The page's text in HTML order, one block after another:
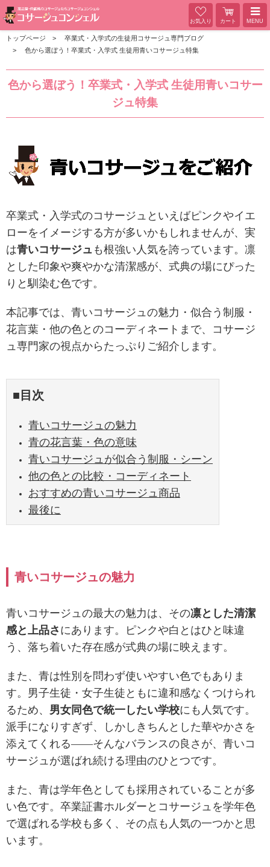
お気入り カート MENU
トップページ
卒業式・入学式の生徒用コサージュ専門ブログ
色から選ぼう！卒業式・入学式 生徒用青いコサージュ特集
色から選ぼう！卒業式・入学式 生徒用青いコサー
ジュ特集
卒業式・入学式のコサージュといえばピンクやイエ
ローをイメージする方が多いかもしれませんが、実
は青いコサージュ も根強い人気を誇っています。凛
とした印象や爽やかな清潔感が、式典の場にぴった
りと馴染む色です。
本記事では、青いコサージュの魅力・似合う制服・
花言葉・他の色とのコーディネートまで、コサージ
ュ専門家の視点からたっぷりご紹介します。
■目次
青いコサージュの魅力
青の花言葉・色の意味
青いコサージュが似合う制服・シーン
他の色との比較・コーディネート
おすすめの青いコサージュ商品
最後に
青いコサージュの魅力
青いコサージュの最大の魅力は、その凛とした清潔
感と上品さ にあります。ピンクや白とはひと味違
う、落ち着いた存在感が式典の場に映えます。
また、青は性別を問わず使いやすい色でもありま
す。男子生徒・女子生徒ともに違和感なくつけられ
るため、 男女同色で統一したい学校にも人気です。
派手になりすぎず、しかしきちんとした華やかさを
添えてくれる——そんなバランスの良さが、青いコ
サージュが選ばれ続ける理由のひとつです。
また、青は学年色としても採用されていることが多
い色です。卒業証書ホルダーとコサージュを学年色
で選ばれる学校も多く、その点も人気の一つかと思
います。